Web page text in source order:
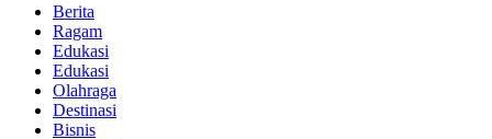
Berita
Ragam
Edukasi
Edukasi
Olahraga
Destinasi
Bisnis